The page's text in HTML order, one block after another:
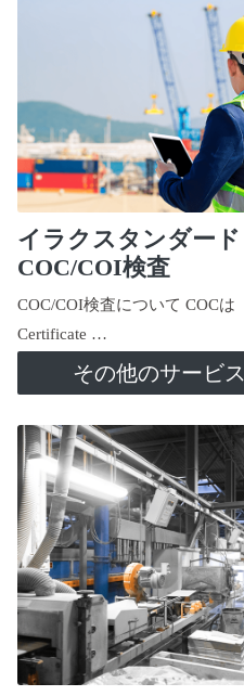
イラクスタンダード
COC/COI検査
COC/COI検査について COCは
Certificate …
その他のサービス